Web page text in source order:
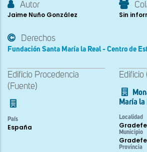
Autor
Jaime Nuño González Sin
Derechos
Fundación Santa María la Real - Centro de
Edificio Procedencia
(Fuente)
País
España
Edificio
María la
Localidad
Municipio
Provincia